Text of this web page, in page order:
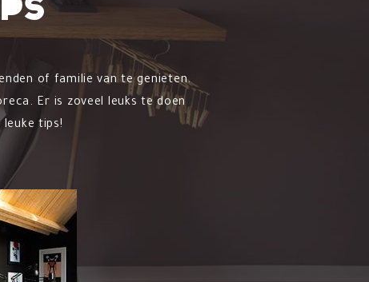
of familie van te genieten.
Er is zoveel leuks te doen
tips!